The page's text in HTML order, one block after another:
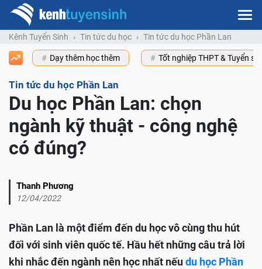
Kênh Tuyển Sinh Tin tức du học Tin tức du học Phần Lan
Dạy thêm học thêm Tốt nghiệp THPT & Tuyển
Tin tức du học Phần Lan
Du học Phần Lan: chọn
ngành kỹ thuật - công nghệ
có đúng?
Thanh Phương
12/04/2022
Phần Lan là một điểm đến du học vô cùng thu hút
đối với sinh viên quốc tế. Hầu hết những câu trả lời
khi nhắc đến ngành nên học nhất nếudu học Phần